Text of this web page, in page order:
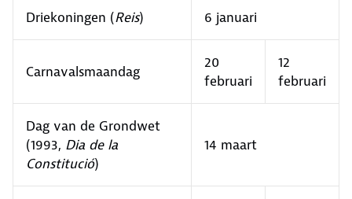
Driekoningen (Reis) 6 januari
Carnavalsmaandag
20
februari
12
februari
Dag van de Grondwet
(1993, Dia de la
Constitució)
14 maart